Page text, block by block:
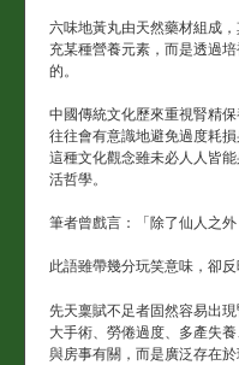
六味地黃丸由天然藥材組成
充某種營養元素，而是透過
的。
中國傳統文化歷來重視腎精
往往會有意識地避免過度耗
這種文化觀念雖未必人人皆
活哲學。
筆者曾戲言：「除了仙人之外
此語雖帶幾分玩笑意味，卻
先天稟賦不足者固然容易出
大手術、勞倦過度、多產失
與房事有關，而是廣泛存在於